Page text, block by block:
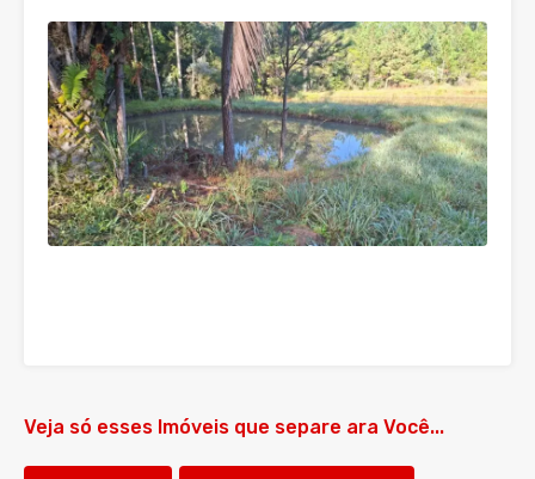
Veja só esses Imóveis que separe ara Você...